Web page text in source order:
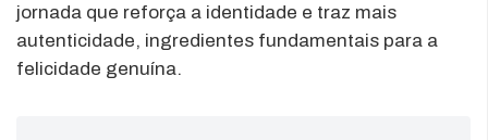
jornada que reforça a identidade e traz mais
autenticidade, ingredientes fundamentais para a
felicidade genuína.